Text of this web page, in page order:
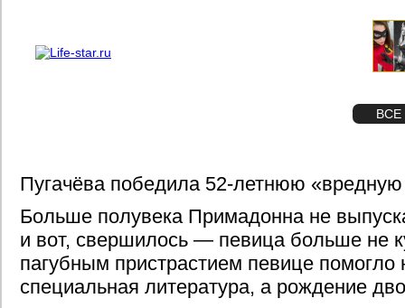
ВСЕ
Пугачёва победила 52-летнюю
Больше полувека Примадонна не
и вот, свершилось — певица больше не
пагубным пристрастием певице помогло
специальная литература, а рождение